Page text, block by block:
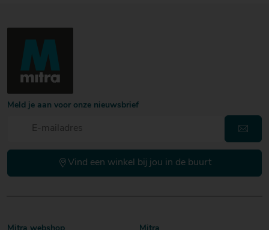
Meld je aan voor onze nieuwsbrief
Vind een winkel bij jou in de buurt